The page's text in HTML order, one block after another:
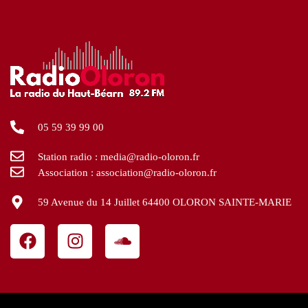
05 59 39 99 00
Station radio : media@radio-oloron.fr
Association : association@radio-oloron.fr
59 Avenue du 14 Juillet 64400 OLORON SAINTE-MARIE